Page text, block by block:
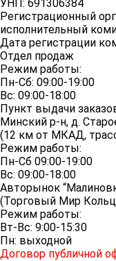
УНП: 691306384
Регистрационный
исполнительный
Дата регистрации
Отдел продаж
Режим работы:
Пн-Сб: 09:00-19:00
Вс: 09:00-18:00
Пункт выдачи
Минский р-н, д.
(12 км от МКАД,
Режим работы:
Пн-Сб 09:00-19:00
Вс: 09:00-18:00
Авторынок
(Торговый Мир
Режим работы:
Вт-Вс: 9:00-15:30
Пн: выходной
Договор публичной